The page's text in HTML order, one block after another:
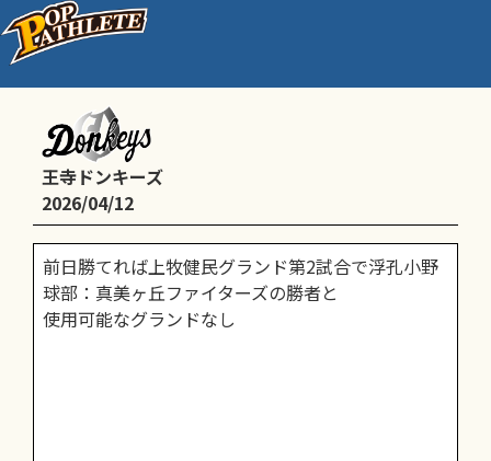
マクド予選
王寺ドンキーズ
2026/04/12
前日勝てれば上牧健民グランド第2試合で浮孔小野
球部：真美ヶ丘ファイターズの勝者と
使用可能なグランドなし